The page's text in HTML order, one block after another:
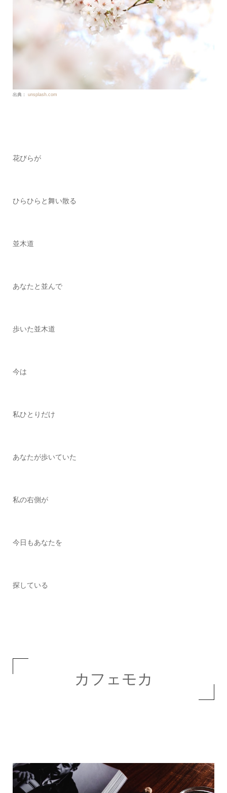
出典： unsplash.com
花びらが
ひらひらと舞い散る
並木道
あなたと並んで
歩いた並木道
今は
私ひとりだけ
あなたが歩いていた
私の右側が
今日もあなたを
探している
カフェモカ